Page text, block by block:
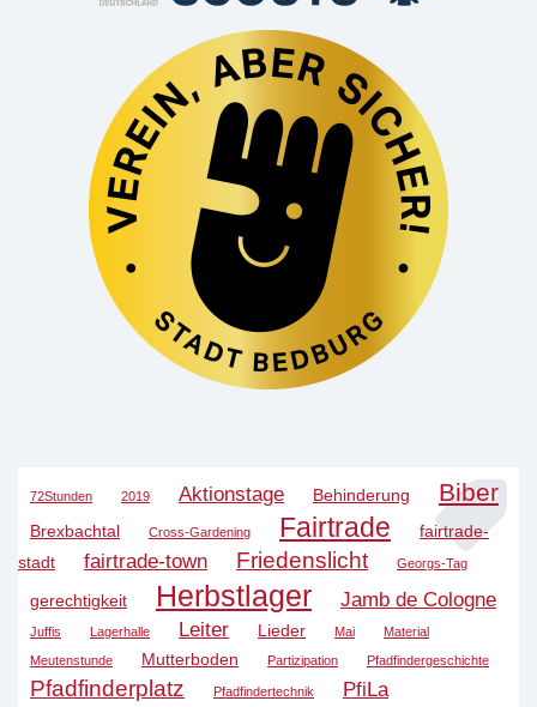
72Stunden 2019 Aktionstage Behinderung Biber
Brexbachtal Cross-Gardening Fairtrade
fairtrade-
stadt
fairtrade-town Friedenslicht Georgs-Tag
gerechtigkeit Herbstlager Jamb de Cologne
Juffis Lagerhalle Leiter Lieder Mai
Material
Meutenstunde
Mutterboden Partizipation Pfadfindergeschichte
Pfadfinderplatz Pfadfindertechnik
PfiLa